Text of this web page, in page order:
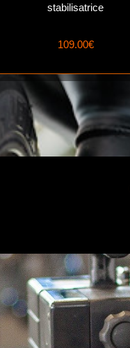
stabilisatrice
109.00€